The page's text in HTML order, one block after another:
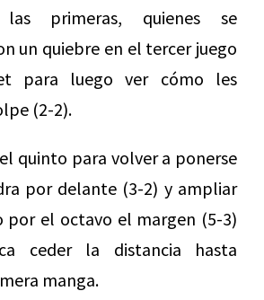
primeras, quienes se
un quiebre en el tercer juego
para luego ver cómo les
(2-2).
quinto para volver a ponerse
por delante (3-2) y ampliar
por el octavo el margen (5-3)
ceder la distancia hasta
manga.